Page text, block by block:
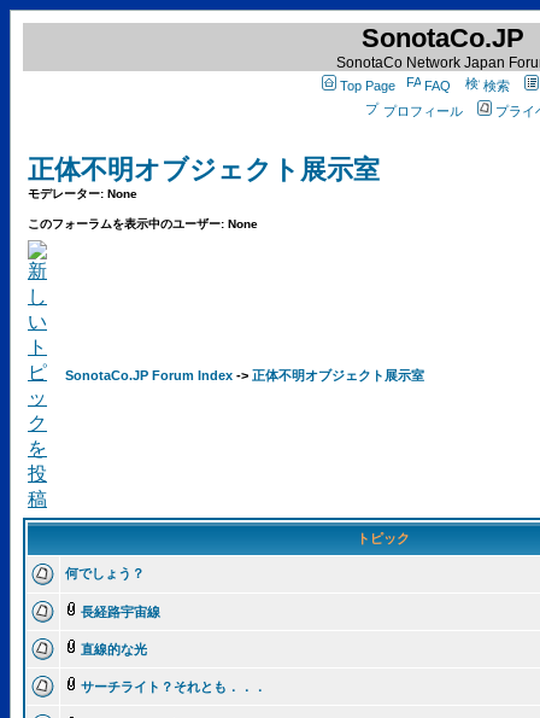
SonotaCo.JP
SonotaCo Network Japan
Top Page FAQ
検索
プロフィール
プライ
正体不明オブジェクト展示室
モデレーター: None
このフォーラムを表示中のユーザー: None
SonotaCo.JP Forum Index -> 正体不明オブジェクト展示室
トピック
何でしょう？
長経路宇宙線
直線的な光
サーチライト？それとも．．．